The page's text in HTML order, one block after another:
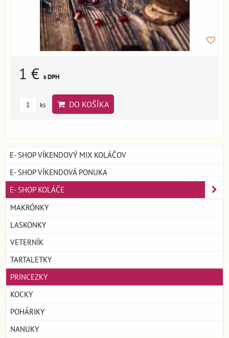
1 € s DPH
ks DO KOŠÍKA
E- SHOP VÍKENDOVÝ MIX KOLÁČOV
E- SHOP VÍKENDOVÁ PONUKA
E- SHOP KOLÁČE
MAKRÓNKY
LASKONKY
VETERNÍK
TARTALETKY
PRINCEZKY
KOCKY
POHÁRIKY
NANUKY